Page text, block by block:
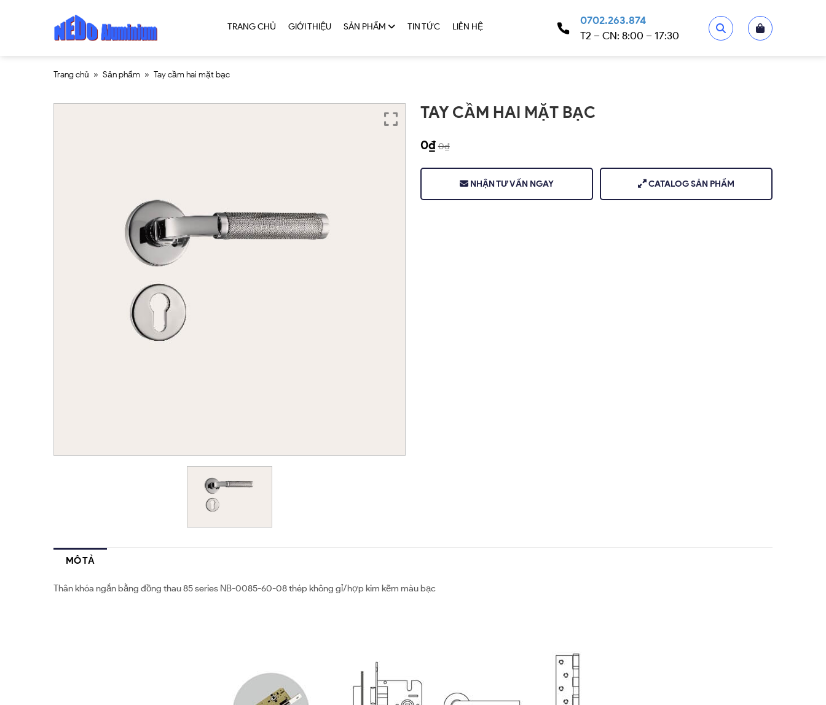
TRANG CHỦ GIỚI THIỆU SẢN PHẨM TIN TỨC LIÊN HỆ
0702.263.874
T2 – CN: 8:00 – 17:30
Trang chủ » Sản phẩm » Tay cầm hai mặt bạc
TAY CẦM HAI MẶT BẠC
0₫ 0₫
NHẬN TƯ VẤN NGAY CATALOG SẢN PHẨM
MÔ TẢ
Thân khóa ngắn bằng đồng thau 85 series NB-0085-60-08 thép không gỉ/hợp kim kẽm màu bạc